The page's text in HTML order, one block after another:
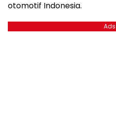
otomotif Indonesia.
Ads